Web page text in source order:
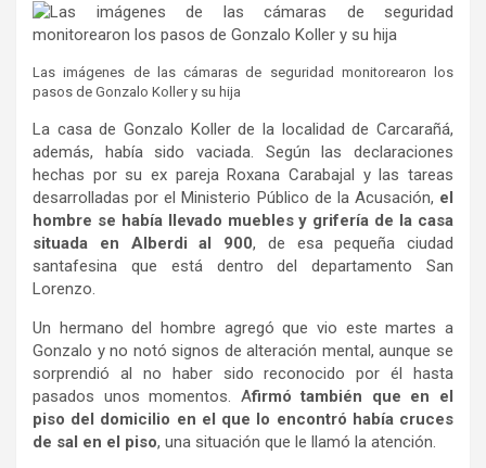
Las imágenes de las cámaras de seguridad monitorearon los
pasos de Gonzalo Koller y su hija
La casa de Gonzalo Koller de la localidad de Carcarañá,
además, había sido vaciada. Según las declaraciones
hechas por su ex pareja Roxana Carabajal y las tareas
desarrolladas por el Ministerio Público de la Acusación, el
hombre se había llevado muebles y grifería de la casa
situada en Alberdi al 900, de esa pequeña ciudad
santafesina que está dentro del departamento San
Lorenzo.
Un hermano del hombre agregó que vio este martes a
Gonzalo y no notó signos de alteración mental, aunque se
sorprendió al no haber sido reconocido por él hasta
pasados unos momentos. Afirmó también que en el
piso del domicilio en el que lo encontró había cruces
de sal en el piso, una situación que le llamó la atención.